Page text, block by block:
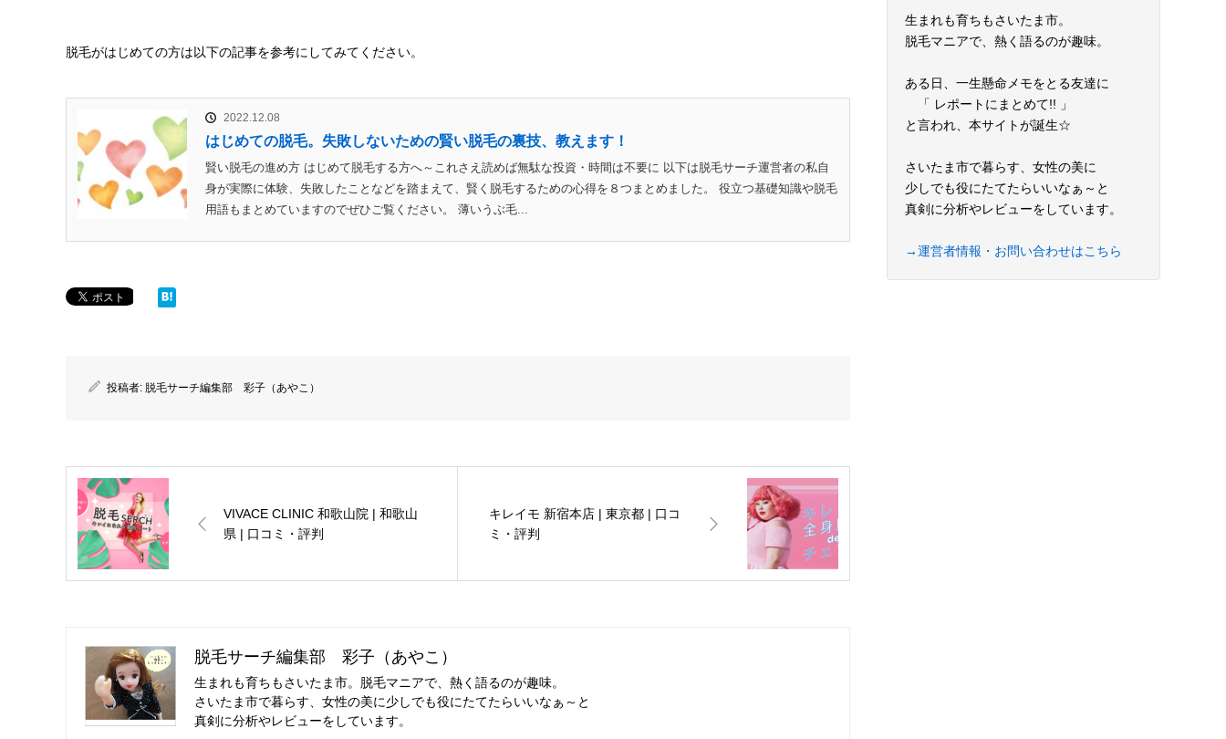
脱毛がはじめての方は以下の記事を参考にしてみてください。
2022.12.08
はじめての脱毛。失敗しないための賢い脱毛の裏技、教えます！
賢い脱毛の進め方 はじめて脱毛する方へ～これさえ読めば無駄な投資・時間は不要に 以下は脱毛サーチ運営者の私自
身が実際に体験、失敗したことなどを踏まえて、賢く脱毛するための心得を８つまとめました。 役立つ基礎知識や脱毛
用語もまとめていますのでぜひご覧ください。 薄いうぶ毛...
投稿者: 脱毛サーチ編集部 彩子（あやこ）
VIVACE CLINIC 和歌山院 | 和歌山
県 | 口コミ・評判
キレイモ 新宿本店 | 東京都 | 口コ
ミ・評判
脱毛サーチ編集部 彩子（あやこ）
生まれも育ちもさいたま市。脱毛マニアで、熱く語るのが趣味。
さいたま市で暮らす、女性の美に少しでも役にたてたらいいなぁ～と
真剣に分析やレビューをしています。
生まれも育ちもさいたま市。
脱毛マニアで、熱く語るのが趣味。
ある日、一生懸命メモをとる友達に
「 レポートにまとめて!! 」
と言われ、本サイトが誕生☆
さいたま市で暮らす、女性の美に
少しでも役にたてたらいいなぁ～と
真剣に分析やレビューをしています。
→運営者情報・お問い合わせはこちら